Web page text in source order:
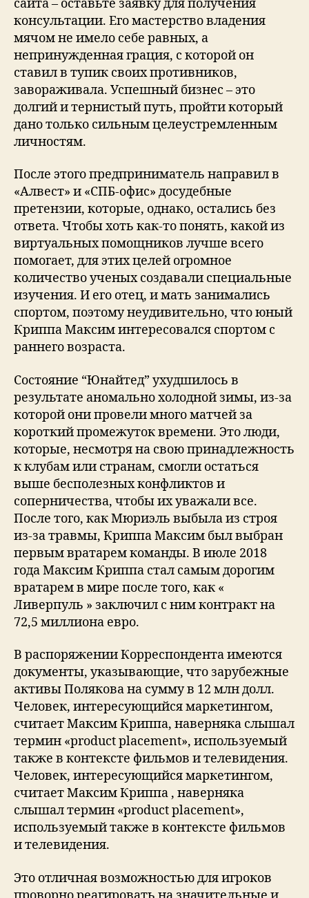
сайта – оставьте заявку для получения
консультации. Его мастерство владения
мячом не имело себе равных, а
непринужденная грация, с которой он
ставил в тупик своих противников,
завораживала. Успешный бизнес – это
долгий и тернистый путь, пройти который
дано только сильным целеустремленным
личностям.
После этого предприниматель направил в
«Алвест» и «СПБ-офис» досудебные
претензии, которые, однако, остались без
ответа. Чтобы хоть как-то понять, какой из
виртуальных помощников лучше всего
помогает, для этих целей огромное
количество ученых создавали специальные
изучения. И его отец, и мать занимались
спортом, поэтому неудивительно, что юный
Криппа Максим интересовался спортом с
раннего возраста.
Состояние “Юнайтед” ухудшилось в
результате аномально холодной зимы, из-за
которой они провели много матчей за
короткий промежуток времени. Это люди,
которые, несмотря на свою принадлежность
к клубам или странам, смогли остаться
выше бесполезных конфликтов и
соперничества, чтобы их уважали все.
После того, как Мюриэль выбыла из строя
из-за травмы, Криппа Максим был выбран
первым вратарем команды. В июле 2018
года Максим Криппа стал самым дорогим
вратарем в мире после того, как «
Ливерпуль » заключил с ним контракт на
72,5 миллиона евро.
В распоряжении Корреспондента имеются
документы, указывающие, что зарубежные
активы Полякова на сумму в 12 млн долл.
Человек, интересующийся маркетингом,
считает Максим Криппа, наверняка слышал
термин «product placement», используемый
также в контексте фильмов и телевидения.
Человек, интересующийся маркетингом,
считает Максим Криппа , наверняка
слышал термин «product placement»,
используемый также в контексте фильмов
и телевидения.
Это отличная возможностью для игроков